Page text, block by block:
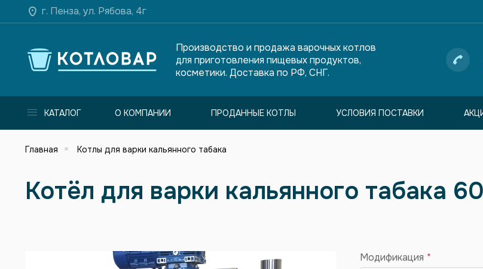
г. Пенза, ул. Рябова, 4г
Производство и продажа варочных котлов
для приготовления пищевых продуктов,
косметики. Доставка по РФ, СНГ.
КАТАЛОГ О КОМПАНИИ ПРОДАННЫЕ КОТЛЫ УСЛОВИЯ ПОСТАВКИ
Главная Котлы для варки кальянного табака
Котёл для варки кальянного табака
Модификация